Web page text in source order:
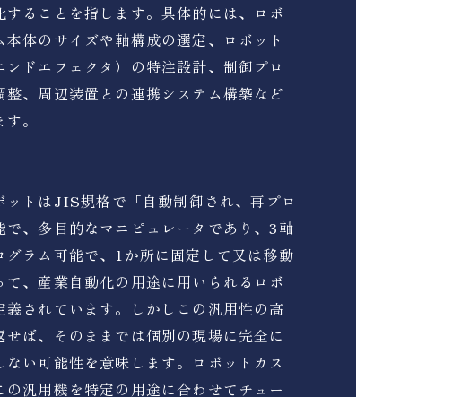
することを指します。具体的には、ロボ
本体のサイズや軸構成の選定、ロボット
ンドエフェクタ）の特注設計、制御プロ
整、周辺装置との連携システム構築など
。
ットはJIS規格で「自動制御され、再プロ
で、多目的なマニピュレータであり、3軸
グラム可能で、1か所に固定して又は移動
て、産業自動化の用途に用いられるロボ
義されています。しかしこの汎用性の高
せば、そのままでは個別の現場に完全に
ない可能性を意味します。ロボットカス
の汎用機を特定の用途に合わせてチュー